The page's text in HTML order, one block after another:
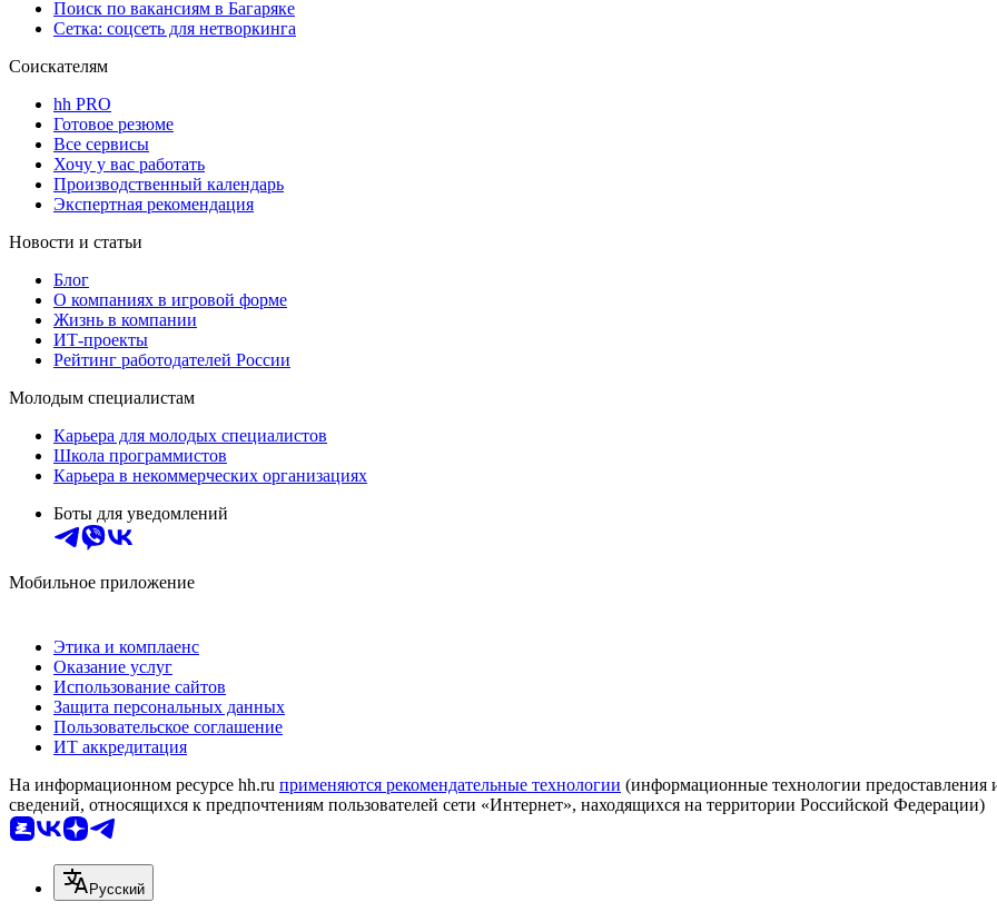
Поиск по вакансиям в Багаряке
Сетка: соцсеть для нетворкинга
Соискателям
hh PRO
Готовое резюме
Все сервисы
Хочу у вас работать
Производственный календарь
Экспертная рекомендация
Новости и статьи
Блог
О компаниях в игровой форме
Жизнь в компании
ИТ-проекты
Рейтинг работодателей России
Молодым специалистам
Карьера для молодых специалистов
Школа программистов
Карьера в некоммерческих организациях
Боты для уведомлений
Мобильное приложение
Этика и комплаенс
Оказание услуг
Использование сайтов
Защита персональных данных
Пользовательское соглашение
ИТ аккредитация
На информационном ресурсе hh.ru применяются рекомендательные технологии (информационные технологии предоставления
сведений, относящихся к предпочтениям пользователей сети «Интернет», находящихся на территории Российской Федерации)
Русский